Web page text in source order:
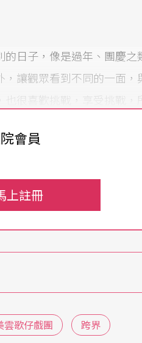
日子，像是過年、團慶之
讓觀眾看到不同的一面，
很喜歡挑戰，享受挑戰，
「人神化」，如果在藝術層
關老爺跟其他的人物完全不
是一抬腿的每一個動作，都
術的謹慎態度，我雖然怕
、《群借華》一趕三，前
戲又是關公對自己的一個省
會員
上註冊
雲歌仔戲團
跨界